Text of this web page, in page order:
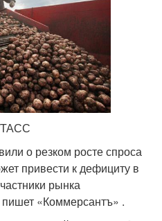
ТАСС
о резком росте спроса
привести к дефициту в
рынка
«Коммерсантъ» .